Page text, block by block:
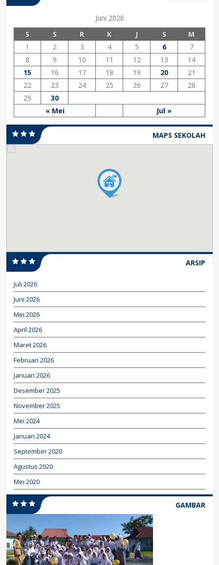
Juni 2026
S
S R K J S M
« Mei Jul »
1 2 3 4 5 6
7
8
9 10 11 12 13
14
15
16 17 18 19 20
21
22
23 24 25 26 27
28
29
30
MAPS SEKOLAH
ARSIP
Juli 2026
Juni 2026
Mei 2026
April 2026
Maret 2026
Februari 2026
Januari 2026
Desember 2025
November 2025
Mei 2024
Januari 2024
September 2020
Agustus 2020
Mei 2020
GAMBAR